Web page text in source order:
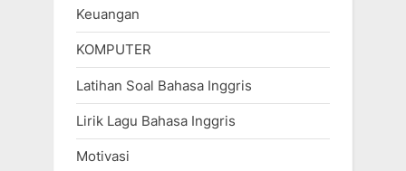
Keuangan
KOMPUTER
Latihan Soal Bahasa Inggris
Lirik Lagu Bahasa Inggris
Motivasi